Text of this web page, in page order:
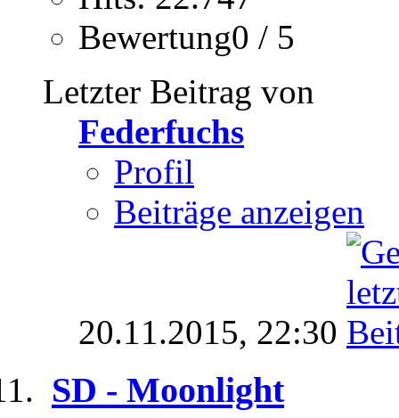
Bewertung0 / 5
Letzter Beitrag von
Federfuchs
Profil
Beiträge anzeigen
20.11.2015, 22:30
SD - Moonlight